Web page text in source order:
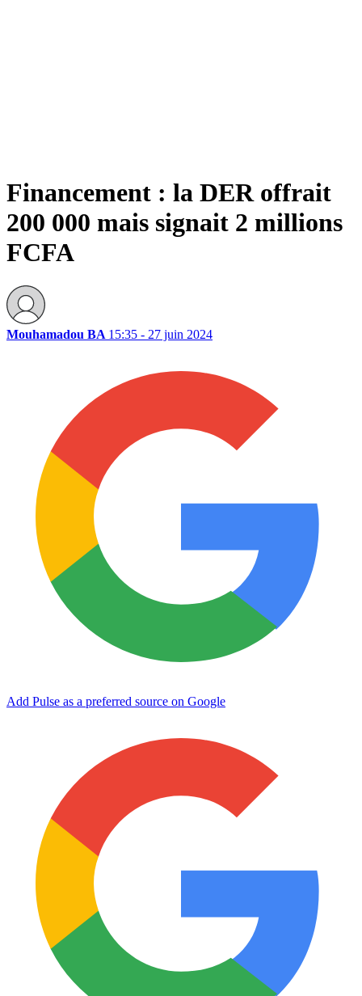
Financement : la DER offrait
200 000 mais signait 2 millions
FCFA
Mouhamadou BA 15:35 - 27 juin 2024
Add Pulse as a preferred source on Google